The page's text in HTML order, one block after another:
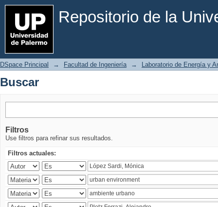
Repositorio de la
Buscar
DSpace Principal → Facultad de Ingeniería → Laboratorio de Energía y
Buscar
Filtros
Use filtros para refinar sus resultados.
Filtros actuales: